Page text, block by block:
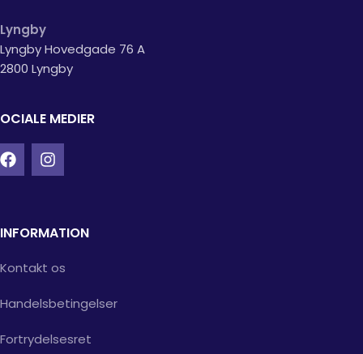
Lyngby
Lyngby Hovedgade 76 A
2800 Lyngby
MEDIER
INFORMATION
Kontakt os
Handelsbetingelser
Fortrydelsesret